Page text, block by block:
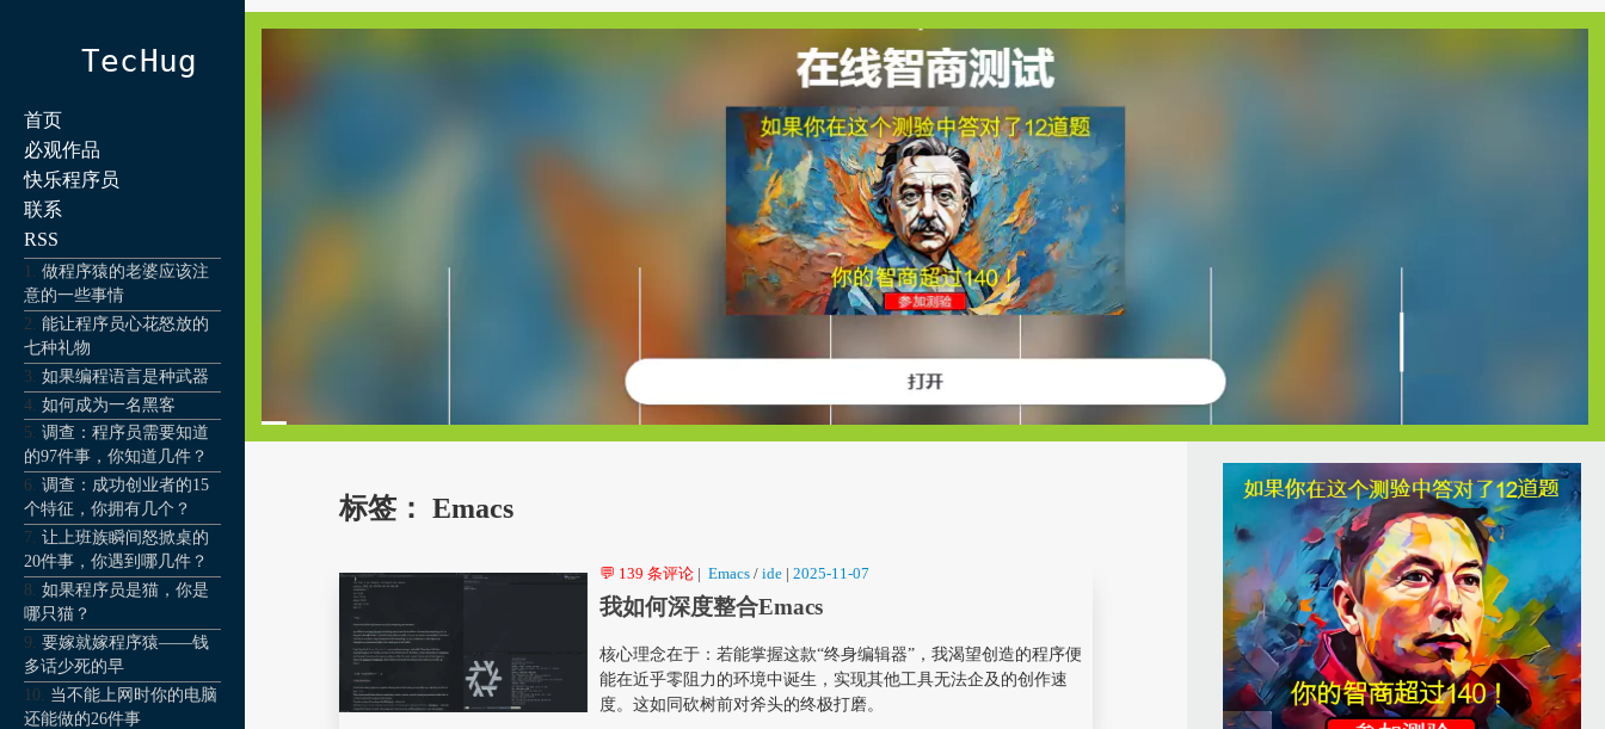
TecHug
首页
必观作品
快乐程序员
联系
RSS
做程序猿的老婆应该注
意的一些事情
能让程序员心花怒放的
七种礼物
如果编程语言是种武器
如何成为一名黑客
调查：程序员需要知道
的97件事，你知道几件？
调查：成功创业者的15
个特征，你拥有几个？
让上班族瞬间怒掀桌的
20件事，你遇到哪几件？
如果程序员是猫，你是
哪只猫？
要嫁就嫁程序猿——钱
多话少死的早
当不能上网时你的电脑
还能做的26件事
标签： Emacs
💬 139 条评论 | Emacs / ide |2025-11-07
我如何深度整合Emacs
核心理念在于：若能掌握这款“终身编辑器”，我渴望创造的程序便
能在近乎零阻力的环境中诞生，实现其他工具无法企及的创作速
度。这如同砍树前对斧头的终极打磨。